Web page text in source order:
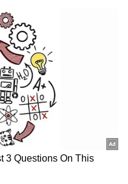
ಚಟ್ನಿಯನ್ನು
ಸಂಗ್ರಹಿಸಬಾರದು.
ಗಂಭೀರ
ಅಲ್ಲ, ಬರಿಗಣ್ಣಿಗೆ